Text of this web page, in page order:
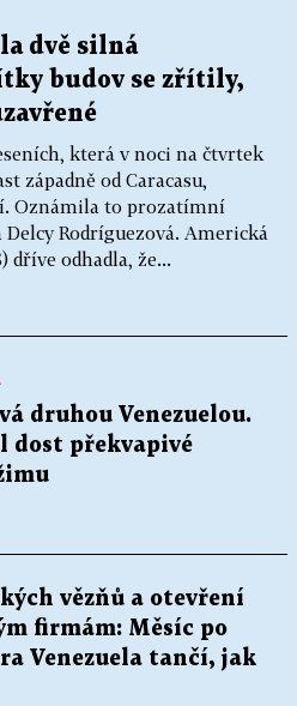
dvě silná
budov se zřítily,
která v noci na čtvrtek
západně od Caracasu,
Oznámila to prozatímní
Rodríguezová. Americká
dříve odhadla, že...
druhou Venezuelou.
dost překvapivé
vězňů a otevření
firmám: Měsíc po
Venezuela tančí, jak